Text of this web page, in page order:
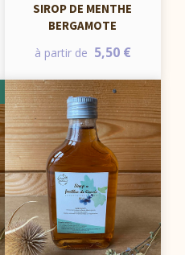
SIROP DE MENTHE
BERGAMOTE
à partir de 5,50 €